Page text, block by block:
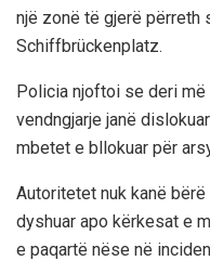
një zonë të gjerë përreth
Schiffbrückenplatz.
Policia njoftoi se deri më
vendngjarje janë
mbetet e bllokuar për
Autoritetet nuk kanë
dyshuar apo kërkesat e
e paqartë nëse në